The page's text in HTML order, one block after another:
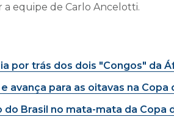
equipe de Carlo Ancelotti.
por trás dos dois "Congos" da
avança para as oitavas na Copa
Brasil no mata-mata da Copa